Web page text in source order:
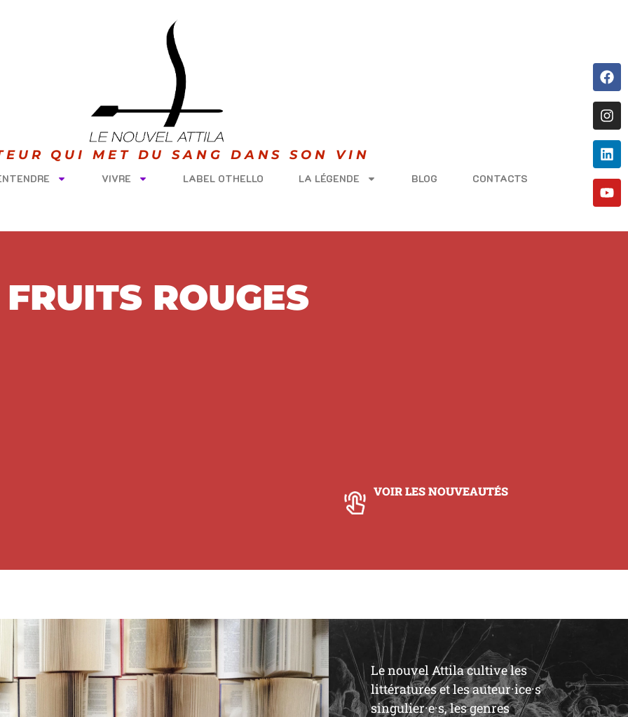
QUI MET DU SANG DANS SON VIN
VIVRE LABEL OTHELLO LA LÉGENDE BLOG CONTACTS
ROUGES
VOIR LES NOUVEAUTÉS
Le nouvel Attila cultive les
littératures et les auteur·ice·s
singulier·e·s, les genres